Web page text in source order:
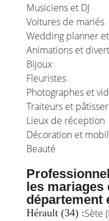
Musiciens et DJ
Voitures de mariés
Wedding planner
Animations et
Bijoux
Fleuristes
Photographes et
Traiteurs et
Lieux de réception
Décoration et
Beauté
les
département
Hérault (34) :Sète